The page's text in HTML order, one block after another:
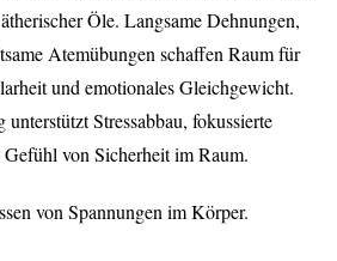
Öle. Langsame Dehnungen,
Atemübungen schaffen Raum für
und emotionales Gleichgewicht.
Stressabbau, fokussierte
von Sicherheit im Raum.
von Spannungen im Körper.